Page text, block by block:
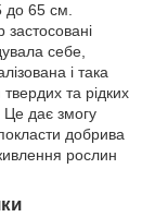
до 65 см.
застосовані
себе,
і така
та рідких
Це дає змогу
добрива
рослин